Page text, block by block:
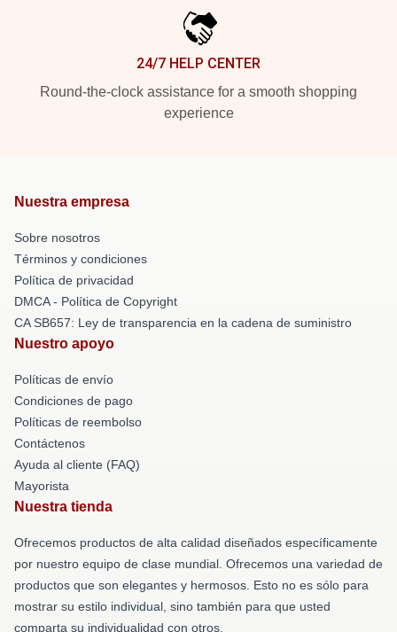
24/7 HELP CENTER
Round-the-clock assistance for a smooth shopping
experience
Nuestra empresa
Sobre nosotros
Términos y condiciones
Política de privacidad
DMCA - Política de Copyright
CA SB657: Ley de transparencia en la cadena de suministro
Nuestro apoyo
Políticas de envío
Condiciones de pago
Políticas de reembolso
Contáctenos
Ayuda al cliente (FAQ)
Mayorista
Nuestra tienda
Ofrecemos productos de alta calidad diseñados específicamente
por nuestro equipo de clase mundial. Ofrecemos una variedad de
productos que son elegantes y hermosos. Esto no es sólo para
mostrar su estilo individual, sino también para que usted
comparta su individualidad con otros.